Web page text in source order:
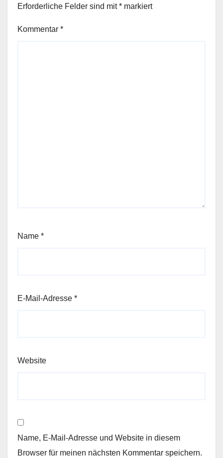
Erforderliche Felder sind mit* markiert
Kommentar *
Name *
E-Mail-Adresse *
Website
Name, E-Mail-Adresse und Website in diesem
Browser für meinen nächsten Kommentar speichern.